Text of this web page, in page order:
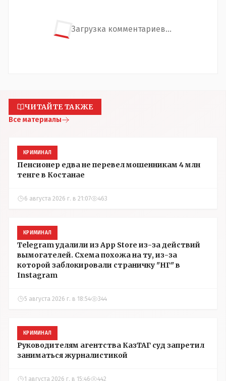
Загрузка комментариев...
ЧИТАЙТЕ ТАКЖЕ
Все материалы
КРИМИНАЛ
Пенсионер едва не перевел мошенникам 4 млн
тенге в Костанае
6 августа 2026 г. в 21:07 463
КРИМИНАЛ
Telegram удалили из App Store из-за действий
вымогателей. Схема похожа на ту, из-за
которой заблокировали страничку "НГ" в
Instagram
5 августа 2026 г. в 18:54 344
КРИМИНАЛ
Руководителям агентства КазТАГ суд запретил
заниматься журналистикой
1 августа 2026 г. в 15:46 442